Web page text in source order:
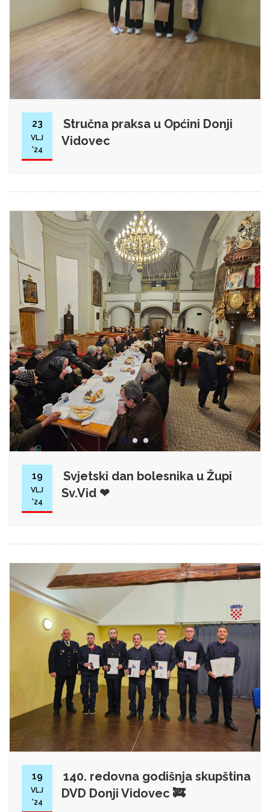
23
VLJ
'24
Stručna praksa u Općini Donji
Vidovec
19
VLJ
'24
Svjetski dan bolesnika u Župi
Sv.Vid ❤
19
VLJ
'24
140. redovna godišnja skupština
DVD Donji Vidovec 🚒